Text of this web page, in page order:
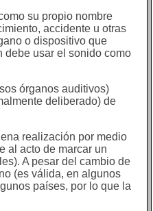
su propio nombre
accidente u otras
o dispositivo que
debe usar el sonido como
órganos auditivos)
deliberado) de
realización por medio
al acto de marcar un
A pesar del cambio de
(es válida, en algunos
países, por lo que la